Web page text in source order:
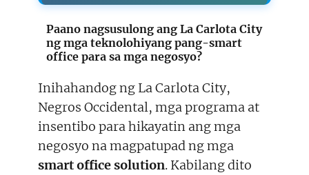
Paano nagsusulong ang La Carlota City
ng mga teknolohiyang pang-smart
office para sa mga negosyo?
Inihahandog ng La Carlota City,
Negros Occidental, mga programa at
insentibo para hikayatin ang mga
negosyo na magpatupad ng mga
smart office solution. Kabilang dito